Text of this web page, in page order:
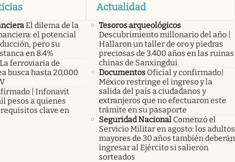
El dilema de la
el potencial
pero su
en 8.4%
La ferroviaria de
busca hasta 20,000
| Infonavit
pesos a quienes
clave en
Actualidad
Tesoros arqueológicos
Descubrimiento millonario del año |
Hallaron un taller de oro y piedras
preciosas de 3.400 años en las ruinas
chinas de Sanxingdui
Documentos Oficial y confirmado|
México restringe el ingreso y la
salida del país a ciudadanos y
extranjeros que no efectuaron este
trámite en su pasaporte
Seguridad Nacional Comenzó el
Servicio Militar en agosto: los adultos
mayores de 30 años también deberán
ingresar al Ejército si salieron
sorteados